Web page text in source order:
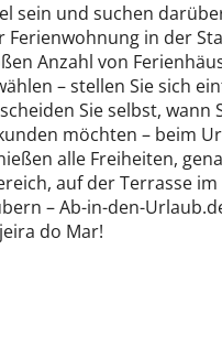
sein und suchen
in der
Anzahl von
– stellen Sie sich
Sie selbst, wann
möchten – beim
alle Freiheiten,
auf der Terrasse
– Ab-in-den-
do Mar!